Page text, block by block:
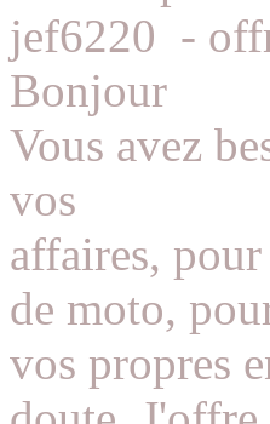
jef6220 -
Bonjour
Vous avez
vos
affaires,
de moto,
vos propres